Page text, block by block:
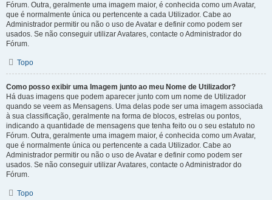
Fórum. Outra, geralmente uma imagem maior, é conhecida como um Avatar,
que é normalmente única ou pertencente a cada Utilizador. Cabe ao
Administrador permitir ou não o uso de Avatar e definir como podem ser
usados. Se não conseguir utilizar Avatares, contacte o Administrador do
Fórum.
Topo
Como posso exibir uma Imagem junto ao meu Nome de Utilizador?
Há duas imagens que podem aparecer junto com um nome de Utilizador
quando se veem as Mensagens. Uma delas pode ser uma imagem associada
à sua classificação, geralmente na forma de blocos, estrelas ou pontos,
indicando a quantidade de mensagens que tenha feito ou o seu estatuto no
Fórum. Outra, geralmente uma imagem maior, é conhecida como um Avatar,
que é normalmente única ou pertencente a cada Utilizador. Cabe ao
Administrador permitir ou não o uso de Avatar e definir como podem ser
usados. Se não conseguir utilizar Avatares, contacte o Administrador do
Fórum.
Topo